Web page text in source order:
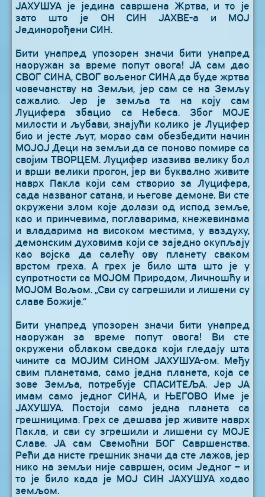
ЈАХУШУА је једина савршена Жртва, и то је
зато што је ОН СИН ЈАХВЕ-а и МОЈ
Јединорођени СИН.
Бити унапред упозорен значи бити унапред
наоружан за време попут овога! ЈА сам дао
СВОГ СИНА, СВОГ вољеног СИНА да буде жртва
човечанству на Земљи, јер сам се на Земљу
сажалио. Јер је земља та на коју сам
Луцифера збацио са Небеса. Због МОЈЕ
милости и љубави, знајући колико је Луцифер
био и јесте љут, морао сам обезбедити начин
МОЈОЈ Деци на земљи да се поново помире са
својим ТВОРЦЕМ. Луцифер изазива велику бол
и врши велики прогон, јер ви буквално живите
наврх Пакла који сам створио за Луцифера,
сада названог сатана, и његове демоне. Ви сте
окружени злом које долази од испод земље,
као и принчевима, поглаварима, кнежевинама
и владарима на високом местима, у ваздуху,
демонским духовима који се заједно окупљају
као војска да салећу ову планету сваком
врстом греха. А грех је било шта што је у
супротности са МОЈОМ Природом, Личношћу и
МОЈОМ Вољом. „Сви су сагрешили и лишени су
славе Божије.“
Бити унапред упозорен значи бити унапред
наоружан за време попут овога! Ви сте
окружени облаком сведока који гледају шта
чините са МОЈИМ СИНОМ ЈАХУШУА-ом. Међу
свим планетама, само једна планета, која се
зове Земља, потребује СПАСИТЕЉА. Јер ЈА
имам само једног СИНА, и ЊЕГОВО Име је
ЈАХУШУА. Постоји само једна планета са
грешницима. Грех се дешава јер живите наврх
Пакла, и сви су згрешили и лишени су МОЈЕ
Славе. ЈА сам Свемоћни БОГ Савршенства.
Рећи да нисте грешник значи да сте лажов, јер
нико на земљи није савршен, осим Једног – и
то је било када је МОЈ СИН ЈАХУШУА ходао
земљом.